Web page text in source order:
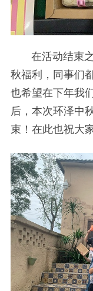
在活动结束
秋福利，同事们
也希望在下年我
后，本次环泽中
束！在此也祝大